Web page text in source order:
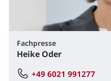
Fachpresse
Heike Oder
+49 6021 991277